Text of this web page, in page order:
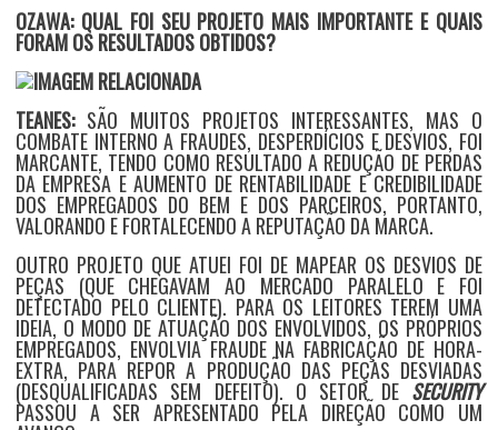
OZAWA: QUAL FOI SEU PROJETO MAIS IMPORTANTE E QUAIS
FORAM OS RESULTADOS OBTIDOS?
TEANES:SÃO MUITOS PROJETOS INTERESSANTES, MAS O
COMBATE INTERNO A FRAUDES, DESPERDÍCIOS E DESVIOS, FOI
MARCANTE, TENDO COMO RESULTADO A REDUÇÃO DE PERDAS
DA EMPRESA E AUMENTO DE RENTABILIDADE E CREDIBILIDADE
DOS EMPREGADOS DO BEM E DOS PARCEIROS, PORTANTO,
VALORANDO E FORTALECENDO A REPUTAÇÃO DA MARCA.
OUTRO PROJETO QUE ATUEI FOI DE MAPEAR OS DESVIOS DE
PEÇAS (QUE CHEGAVAM AO MERCADO PARALELO E FOI
DETECTADO PELO CLIENTE). PARA OS LEITORES TEREM UMA
IDEIA, O MODO DE ATUAÇÃO DOS ENVOLVIDOS, OS PRÓPRIOS
EMPREGADOS, ENVOLVIA FRAUDE NA FABRICAÇÃO DE HORA-
EXTRA, PARA REPOR A PRODUÇÃO DAS PEÇAS DESVIADAS
(DESQUALIFICADAS SEM DEFEITO). O SETOR DE SECURITY
PASSOU A SER APRESENTADO PELA DIREÇÃO COMO UM